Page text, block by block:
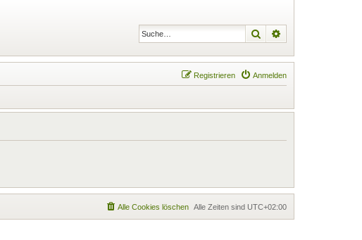
Suche
Anmelden
Registrieren
Alle Zeiten sind UTC+02:00
Alle Cookies löschen